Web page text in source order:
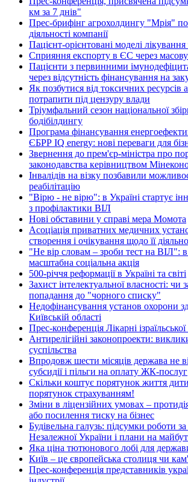
км за 7 днів"
Прес-брифінг агрохолдингу "Мрія"
діяльності компанії
Пацієнт-орієнтовані моделі
Сприяння експорту в ЄС через масову
Пацієнти з первинними
через відсутність фінансування на
Як позбутися від токсичних ресурсів
потрапити під цензуру влади
Тріумфальний сезон національної
бодібілдингу
Програма фінансування
ЄБРР IQ energy: нові переваги для
Звернення до прем'єр-міністра про
законодавства керівництвом
Інвалідів на візку позбавили
реабілітацію
"Вірю - не вірю": в Україні стартує
з профілактики ВІЛ
Нові обставини у справі мера Момота
Асоціація приватних медичних
створення і очікування щодо її
"Не вір словам – зроби тест на ВІЛ": в
масштабна соціальна акція
500-річчя реформації в Україні та світі
Захист інтелектуальної власності: чи
попадання до "чорного списку"
Недофінансування установ охорони
Київській області
Прес-конференція Лікарні
Антирелігійні законопроекти:
суспільства
Впродовж шести місяців держава не
субсидії і пільги на оплату ЖК-послуг
Скільки коштує порятунок життя
порятунок страхуванням!
Зміни в ліцензійних умовах –
або посилення тиску на бізнес
Будівельна галузь: підсумки роботи за
Незалежної України і плани на
Яка ціна тютюнового лобі для
Київ – це європейська столиця чи
Прес-конференція представників